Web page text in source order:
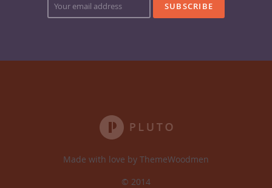
e-
mail
Made with love by ThemeWoodmen
© 2014